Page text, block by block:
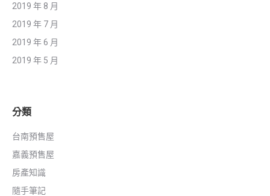
2019 年 8 月
2019 年 7 月
2019 年 6 月
2019 年 5 月
分類
台南預售屋
嘉義預售屋
房產知識
隨手筆記